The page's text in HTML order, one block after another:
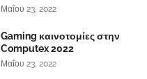
Μαΐου 23, 2022
Gaming καινοτομίες στην
Computex 2022
Μαΐου 23, 2022